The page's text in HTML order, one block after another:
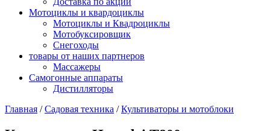
Мотоциклы и квардоциклы
Мотоциклы и Квадроциклы
Мотобуксировщик
Снегоходы
товары от наших партнеров
Массажеры
Самогонные аппараты
Дистилляторы
Главная /Садовая техника /Культиваторы и мотоблоки